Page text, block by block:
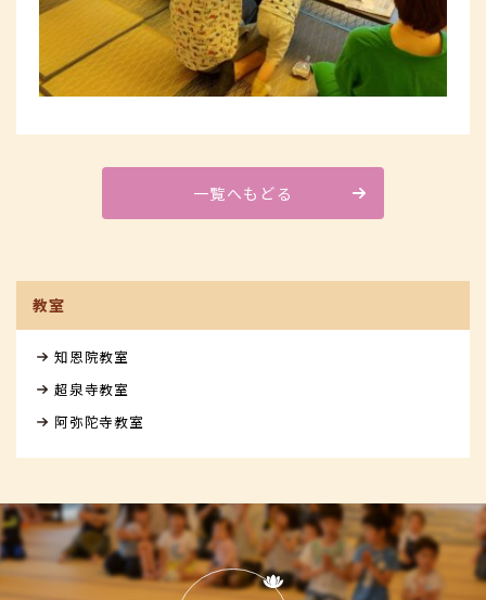
一覧へもどる
教室
知恩院教室
超泉寺教室
阿弥陀寺教室